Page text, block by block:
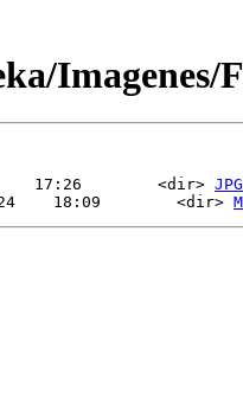
Imagenes/
17:26        <dir> JPG
18:09        <dir>